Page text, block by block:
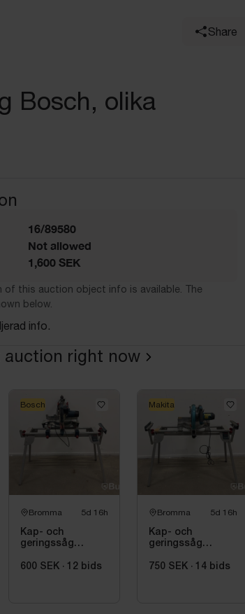
Share
Bosch, olika
16/89580
Not allowed
1,600 SEK
of this auction object info is available. The
below.
info.
right now
Bromma 5d 16h
Kap- och
geringssåg
SJL inkl. stativ
600 SEK · 12 bids
Bosch
Bromma 5d 16h
Kap- och
geringssåg
inkl. stativ med
750 SEK · 14 bids
Makita